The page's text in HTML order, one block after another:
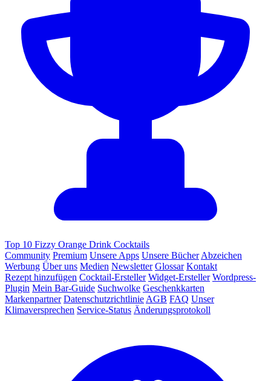
Top 10 Fizzy Orange Drink Cocktails
Community Premium Unsere Apps Unsere Bücher Abzeichen
Werbung Über uns Medien Newsletter Glossar Kontakt
Rezept hinzufügen Cocktail-Ersteller Widget-Ersteller Wordpress-
Plugin Mein Bar-Guide Suchwolke Geschenkkarten
Markenpartner Datenschutzrichtlinie AGB FAQ Unser
Klimaversprechen Service-Status Änderungsprotokoll